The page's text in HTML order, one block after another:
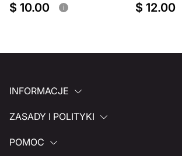
$ 10.00 i $ 12.00
INFORMACJE
ZASADY I POLITYKI
POMOC